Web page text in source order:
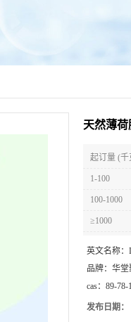
天然薄
起订量 (千
1-100
100-1000
≥1000
英文名称：
品牌： 华堂
cas： 89-78-
发布日期：